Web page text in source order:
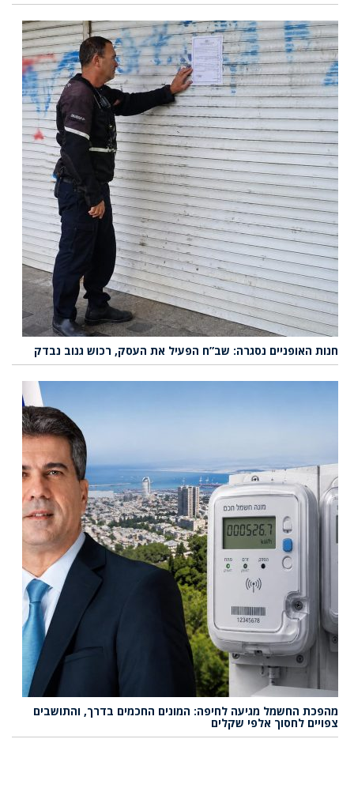
חנות האופניים נסגרה: שב”ח הפעיל את העסק, רכוש גנוב נבדק
מהפכת החשמל מגיעה לחיפה: המונים החכמים בדרך, והתושבים
צפויים לחסוך אלפי שקלים